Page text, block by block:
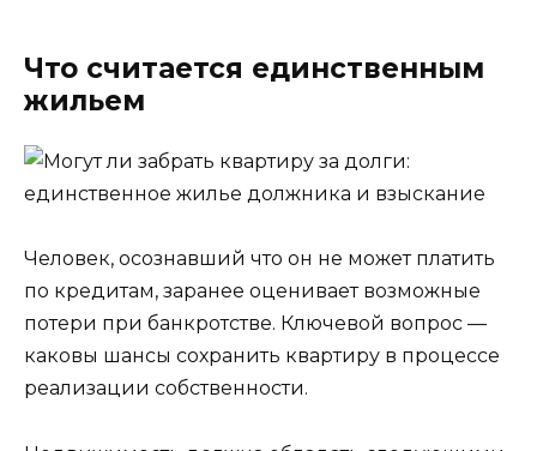
Что считается единственным
жильем
Человек, осознавший что он не может платить
по кредитам, заранее оценивает возможные
потери при банкротстве. Ключевой вопрос —
каковы шансы сохранить квартиру в процессе
реализации собственности.